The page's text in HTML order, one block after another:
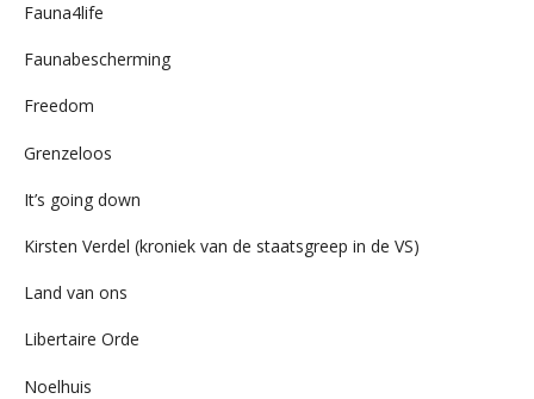
Fauna4life
Faunabescherming
Freedom
Grenzeloos
It’s going down
Kirsten Verdel (kroniek van de staatsgreep in de VS)
Land van ons
Libertaire Orde
Noelhuis